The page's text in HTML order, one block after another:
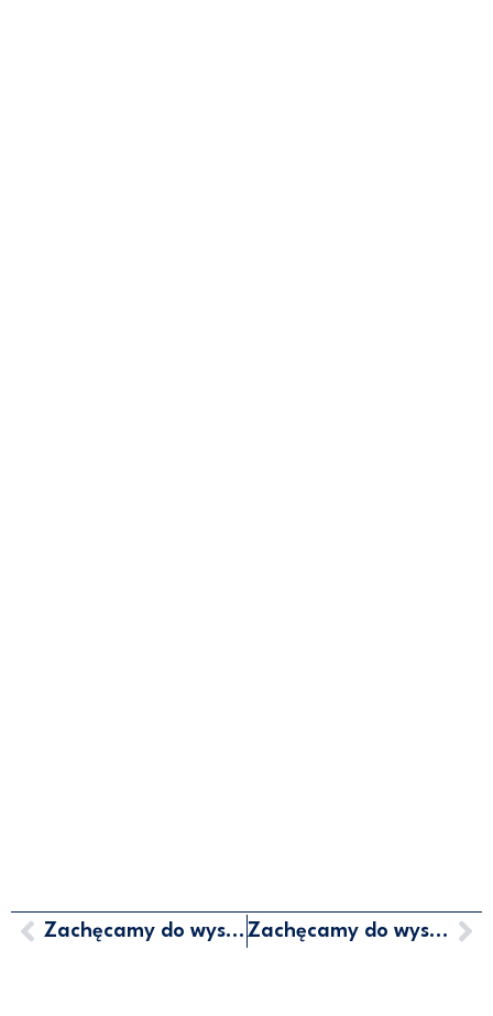
Zachęcamy do wysłuchania audycji Trójka – Program 3 Polskiego Radia Zachęcamy do wysłuchania audycji PolskieRadio24.pl